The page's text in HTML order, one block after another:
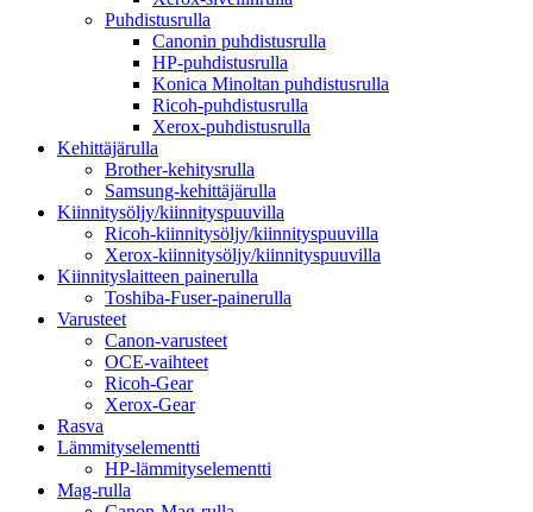
Puhdistusrulla
Canonin puhdistusrulla
HP-puhdistusrulla
Konica Minoltan puhdistusrulla
Ricoh-puhdistusrulla
Xerox-puhdistusrulla
Kehittäjärulla
Brother-kehitysrulla
Samsung-kehittäjärulla
Kiinnitysöljy/kiinnityspuuvilla
Ricoh-kiinnitysöljy/kiinnityspuuvilla
Xerox-kiinnitysöljy/kiinnityspuuvilla
Kiinnityslaitteen painerulla
Toshiba-Fuser-painerulla
Varusteet
Canon-varusteet
OCE-vaihteet
Ricoh-Gear
Xerox-Gear
Rasva
Lämmityselementti
HP-lämmityselementti
Mag-rulla